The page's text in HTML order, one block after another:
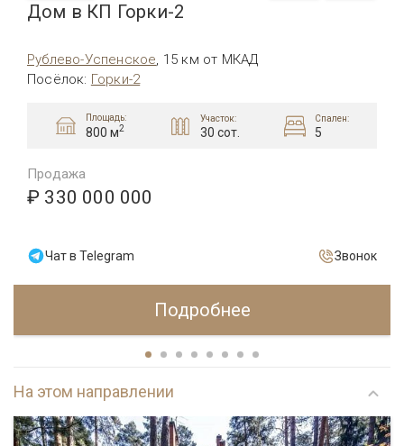
Дом в КП Горки-2
Рублево-Успенское, 15 км от МКАД
Посёлок: Горки-2
Площадь:
800 м2
Участок:
30 сот.
Спален:
5
Продажа
₽ 330 000 000
Чат в Telegram Звонок
Подробнее
На этом направлении